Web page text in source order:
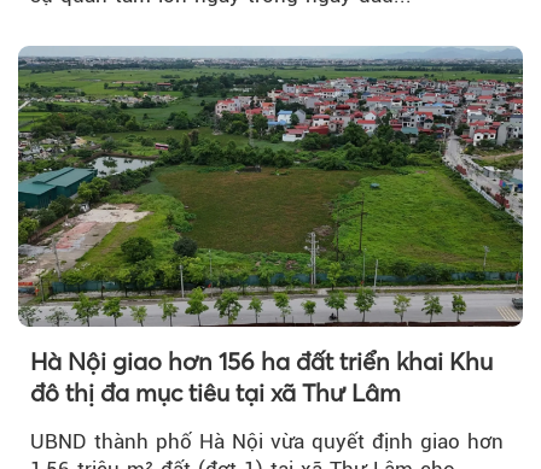
Hà Nội giao hơn 156 ha đất triển khai Khu
đô thị đa mục tiêu tại xã Thư Lâm
UBND thành phố Hà Nội vừa quyết định giao hơn